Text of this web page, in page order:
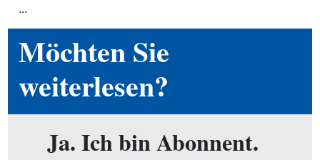
...
Möchten Sie
weiterlesen?
Ja. Ich bin Abonnent.